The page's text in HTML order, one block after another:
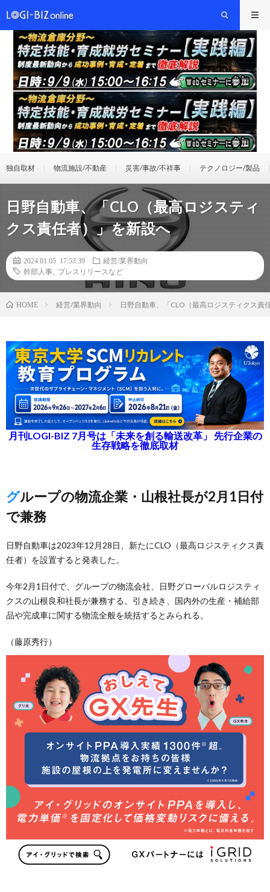
独自取材 物流施設/不動産 災害/事故/不祥事 テクノロジー/製品
日野自動車、「CLO（最高ロジスティ
クス責任者）」を新設へ
2024.01.05 17:53:39
経営/業界動向
幹部人事
プレスリリースなど
HOME 経営/業界動向 日野自動車、「CLO（最高ロジスティクス責
月刊LOGI-BIZ 7月号は「未来を創る輸送改革」 先行企業の
生存戦略を徹底取材
グループの物流企業・山根社長が2月1日付
で兼務
日野自動車は2023年12月28日、新たにCLO（最高ロジスティクス責
任者）を設置すると発表した。
今年2月1日付で、グループの物流会社、日野グローバルロジスティ
クスの山根良和社長が兼務する。引き続き、国内外の生産・補給部
品や完成車に関する物流全般を統括するとみられる。
（藤原秀行）